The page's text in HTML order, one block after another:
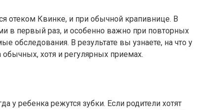
отеком Квинке, и при обычной крапивнице. В
в первый раз, и особенно важно при повторных
обследования. В результате вы узнаете, на что у
обычных, хотя и регулярных приемах.
у ребенка режутся зубки. Если родители хотят